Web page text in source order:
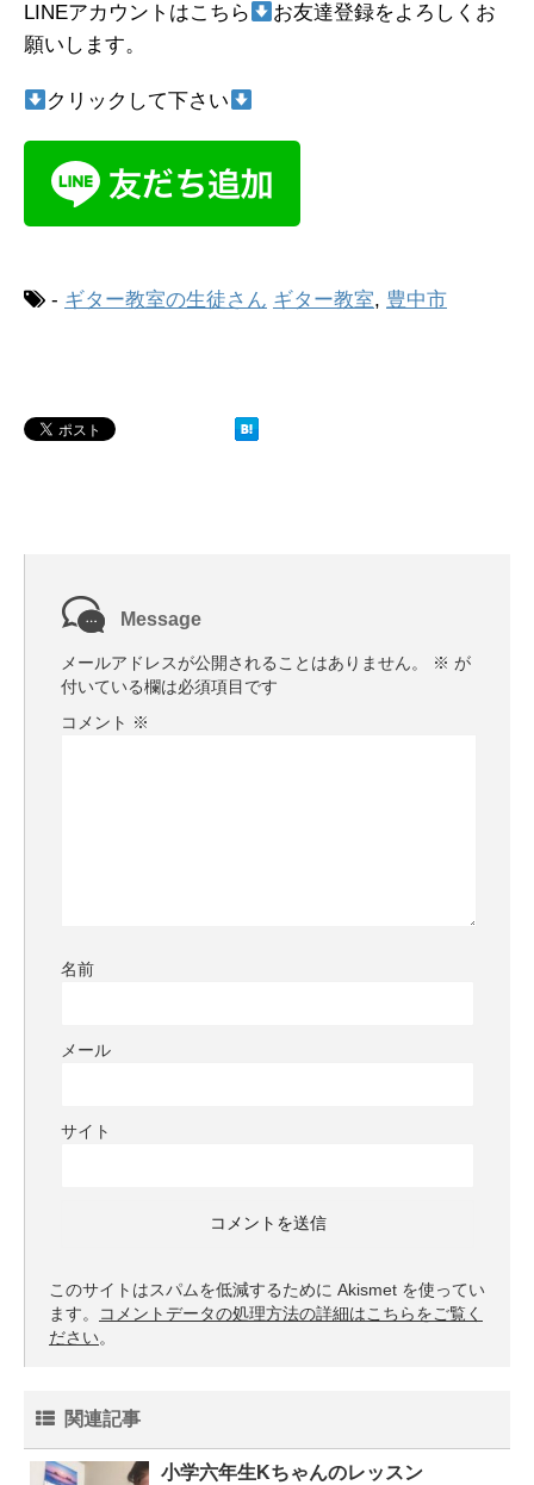
LINEアカウントはこちら
お友達登録をよろしくお
願いします。
クリックして下さい
- ギター教室の生徒さん ギター教室, 豊中市
Message
メールアドレスが公開されることはありません。 ※ が
付いている欄は必須項目です
コメント ※
名前
メール
サイト
このサイトはスパムを低減するために Akismet を使ってい
ます。
コメントデータの処理方法の詳細はこちらをご覧く
ださい。
関連記事
小学六年生Kちゃんのレッスン